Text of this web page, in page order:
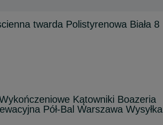
twarda Polistyrenowa Biała 8
Kątowniki Boazeria
Pół-Bal Warszawa Wysyłka